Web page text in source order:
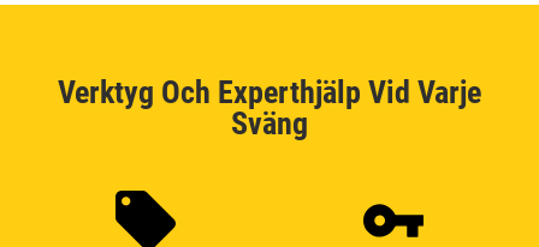
Verktyg Och Experthjälp Vid Varje
Sväng